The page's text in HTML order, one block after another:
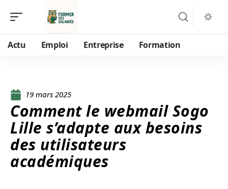
Actu Emploi Entreprise Formation
19 mars 2025
Comment le webmail Sogo
Lille s’adapte aux besoins
des utilisateurs
académiques